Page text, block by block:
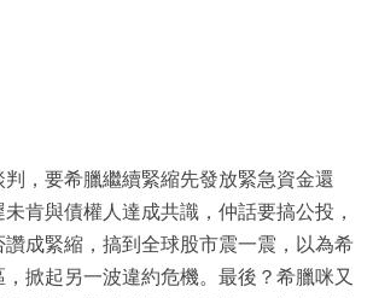
，要希臘繼續緊縮先發放緊急資金還
肯與債權人達成共識，仲話要搞公投，
成緊縮，搞到全球股市震一震，以為希
掀起另一波違約危機。最後？希臘咪又